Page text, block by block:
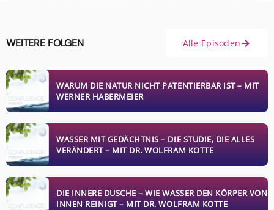
WEITERE FOLGEN Alle Episoden
WARUM DIE NATUR NICHT PATENTIERBAR IST – MIT
WERNER HABERMEIER
WASSER MIT GEDÄCHTNIS – DIE STUDIE, DIE ALLES
VERÄNDERT – MIT DR. WOLFRAM KOTTE
DIE INNERE DUSCHE – WIE WASSER DEN KÖRPER VON
INNEN REINIGT – MIT DR. WOLFRAM KOTTE